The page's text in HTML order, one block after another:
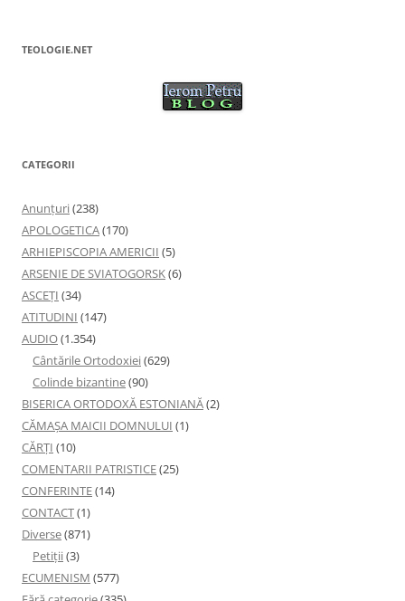
TEOLOGIE.NET
CATEGORII
Anunţuri(238)
APOLOGETICA(170)
ARHIEPISCOPIA AMERICII (5)
ARSENIE DE SVIATOGORSK(6)
ASCEȚI (34)
ATITUDINI (147)
AUDIO(1.354)
Cântările Ortodoxiei(629)
Colinde bizantine(90)
BISERICA ORTODOXĂ ESTONIANĂ(2)
CĂMAȘA MAICII DOMNULUI (1)
CĂRȚI (10)
COMENTARII PATRISTICE(25)
CONFERINTE(14)
CONTACT(1)
Diverse(871)
Petiţii(3)
ECUMENISM (577)